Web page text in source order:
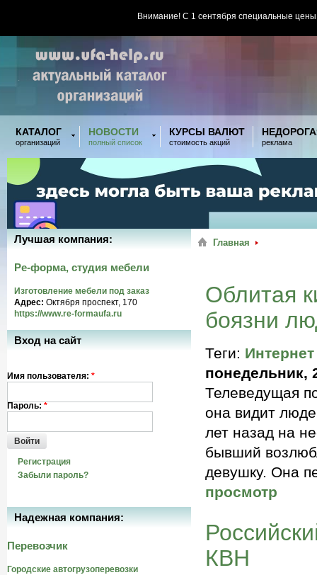
Внимание! С 1 сентября специальные
КАТАЛОГ
организаций
НОВОСТИ
полный список
КУРСЫ ВАЛЮТ
стоимость акций реклама
Главная
Облитая
боязни
Теги:
понедельник,
Телеведущая
она видит
лет назад на
бывший
девушку. Она
просмотр
КВН
Лучшая компания:
Ре-форма, студия мебели
Изготовление мебели под заказ
Адрес: Октября проспект, 170
https://www.re-formaufa.ru
Вход на сайт
Имя пользователя: *
Пароль: *
Войти
Регистрация
Забыли пароль?
Надежная компания:
Перевозчик
Городские автогрузоперевозки